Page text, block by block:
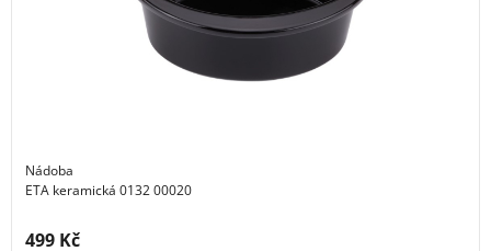
Nádoba
ETA keramická 0132 00020
Cena s DPH:
499 Kč